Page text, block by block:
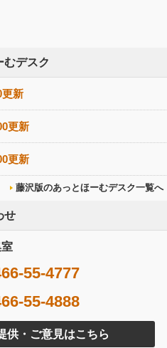
むデスク
更新
更新
更新
藤沢版のあっとほーむデスク一覧へ
せ
55-4777
55-4888
供・ご意見はこちら